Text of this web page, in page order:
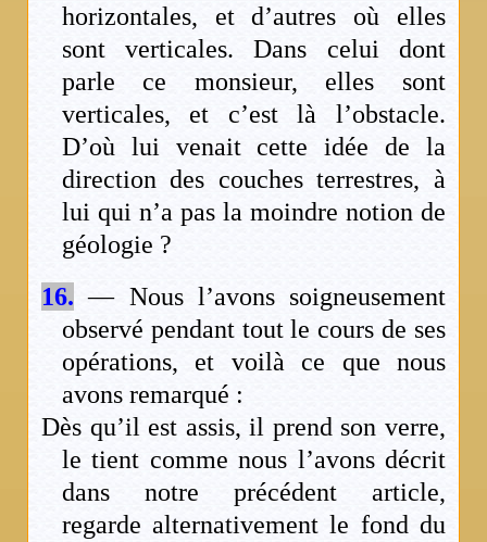
horizontales, et d’autres où elles
sont verticales. Dans celui dont
parle ce monsieur, elles sont
verticales, et c’est là l’obstacle.
D’où lui venait cette idée de la
direction des couches terrestres, à
lui qui n’a pas la moindre notion de
géologie ?
16. — Nous l’avons soigneusement
observé pendant tout le cours de ses
opérations, et voilà ce que nous
avons remarqué :
Dès qu’il est assis, il prend son verre,
le tient comme nous l’avons décrit
dans notre précédent article,
regarde alternativement le fond du